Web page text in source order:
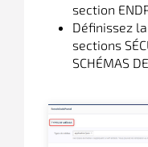
section
Définissez
sections
SCHÉMAS